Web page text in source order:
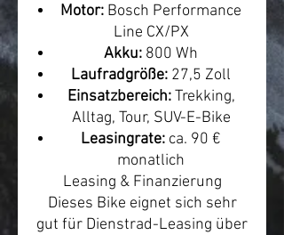
Motor: Bosch Performance
Line CX/PX
Akku: 800 Wh
Laufradgröße: 27,5 Zoll
Einsatzbereich:Trekking,
Alltag, Tour, SUV-E-Bike
Leasingrate: ca. 90 €
monatlich
Leasing & Finanzierung
Dieses Bike eignet sich sehr
gut für Dienstrad-Leasing über